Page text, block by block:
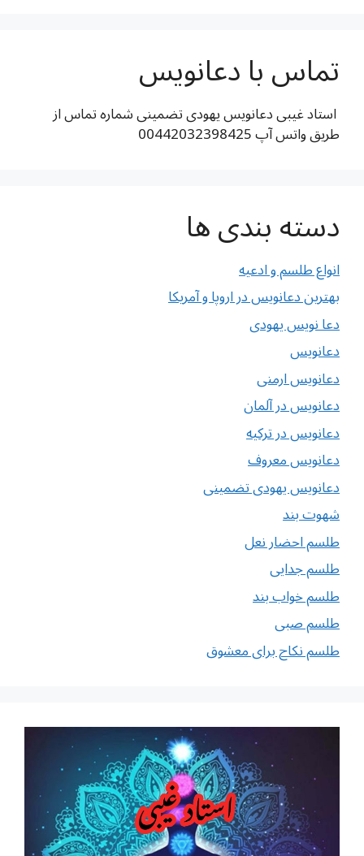
تماس با دعانویس
استاد غیبی دعانویس یهودی تضمینی شماره تماس از
طریق واتس آپ 00442032398425
دسته بندی ها
انواع طلسم و ادعیه
بهترین دعانویس در اروپا و آمریکا
دعا نویس یهودی
دعانویس
دعانویس ارمنی
دعانویس در آلمان
دعانویس در ترکیه
دعانویس معروف
دعانویس یهودی تضمینی
شهوت بند
طلسم احضار نعل
طلسم جدایی
طلسم خواب بند
طلسم صبی
طلسم نکاح برای معشوق